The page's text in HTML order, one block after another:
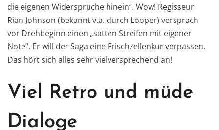
die eigenen Widersprüche hinein“. Wow! Regisseur
Rian Johnson (bekannt v.a. durch Looper) versprach
vor Drehbeginn einen „satten Streifen mit eigener
Note“. Er will der Saga eine Frischzellenkur verpassen.
Das hört sich alles sehr vielversprechend an!
Viel Retro und müde
Dialoge